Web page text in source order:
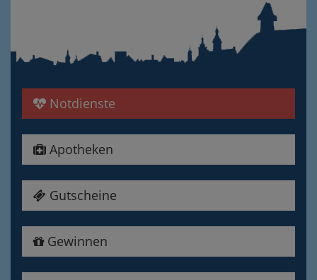
Notdienste
Apotheken
Gutscheine
Gewinnen